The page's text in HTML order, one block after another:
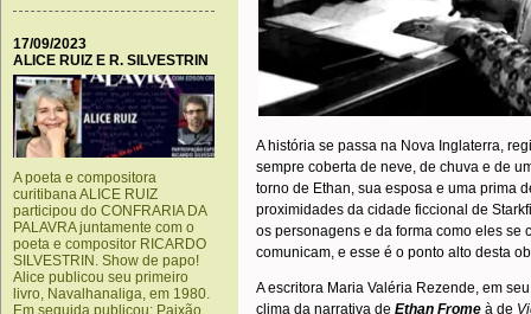
17/09/2023
ALICE RUIZ E R. SILVESTRIN
A poeta e compositora
curitibana ALICE RUIZ
participou do CONFRARIA DA
PALAVRA juntamente com o
poeta e compositor RICARDO
SILVESTRIN. Show de papo!
Alice publicou seu primeiro
livro, Navalhanaliga, em 1980.
Em seguida publicou: Paixão
A história se passa na Nova Inglaterra,
sempre coberta de neve, de chuva e de
torno de Ethan, sua esposa e uma prima
proximidades da cidade ficcional de
os personagens e da forma como eles se
comunicam, e esse é o ponto alto desta
A escritora Maria Valéria Rezende, em
clima da narrativa de Ethan Frome à de